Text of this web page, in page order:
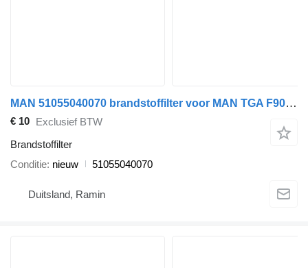
MAN 51055040070 brandstoffilter voor MAN TGA F90 F2000 trekker
€ 10 Exclusief BTW
Brandstoffilter
Conditie nieuw 51055040070
Duitsland, Ramin